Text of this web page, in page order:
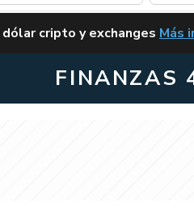
cripto y exchanges Más
FINANZAS